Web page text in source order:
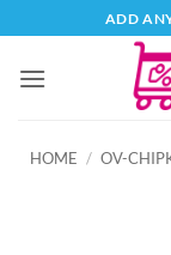
naar
inhoud
ADD
HOME / OV-